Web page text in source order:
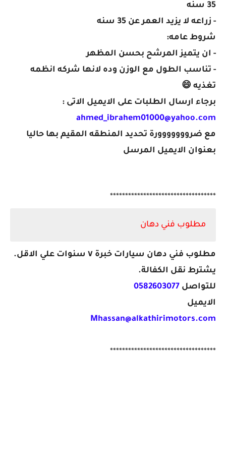
35 سنه
- زراعه لا يزيد العمر عن 35 سنه
شروط عامه:
- ان يتميز المرشح بحسن المظهر
- تناسب الطول مع الوزن وده لانها شركه انظمه
تغذيه 😄
برجاء ارسال الطلبات على الايميل الاتى :
ahmed_ibrahem01000@yahoo.com
مع ضرووووووورة تحديد المنطقه المقيم بها حاليا
بعنوان الايميل المرسل
***********************************
مطلوب فني دهان
مطلوب فني دهان سيارات خبرة ٧ سنوات علي الاقل.
يشترط نقل الكفالة.
للتواصل 0582603077
الايميل
Mhassan@alkathirimotors.com
***********************************